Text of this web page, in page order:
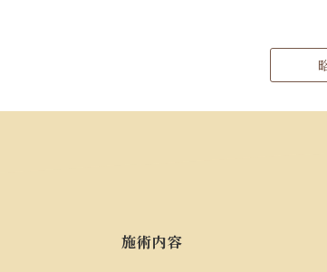
施術内容